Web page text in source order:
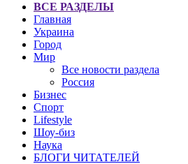
ВСЕ РАЗДЕЛЫ
Главная
Украина
Город
Мир
Все новости раздела
Россия
Бизнес
Спорт
Lifestyle
Шоу-биз
Наука
БЛОГИ ЧИТАТЕЛЕЙ